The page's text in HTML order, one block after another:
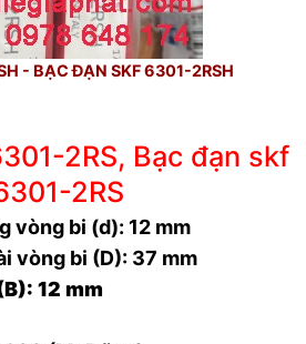
- BẠC ĐẠN SKF 6301-2RSH
2RS, Bạc đạn skf
2RS
vòng bi (d): 12 mm
vòng bi (D): 37 mm
12 mm